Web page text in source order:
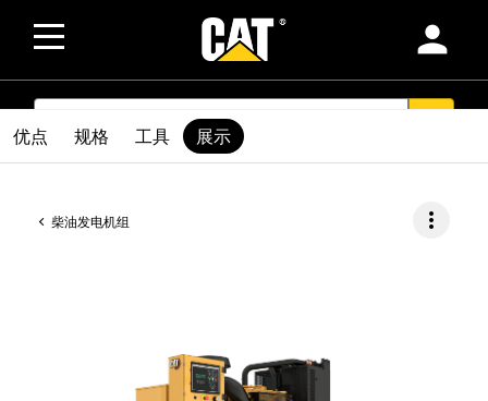
person
SEARCH
柴油发电机组 more_vert
优点 规格 工具 展示